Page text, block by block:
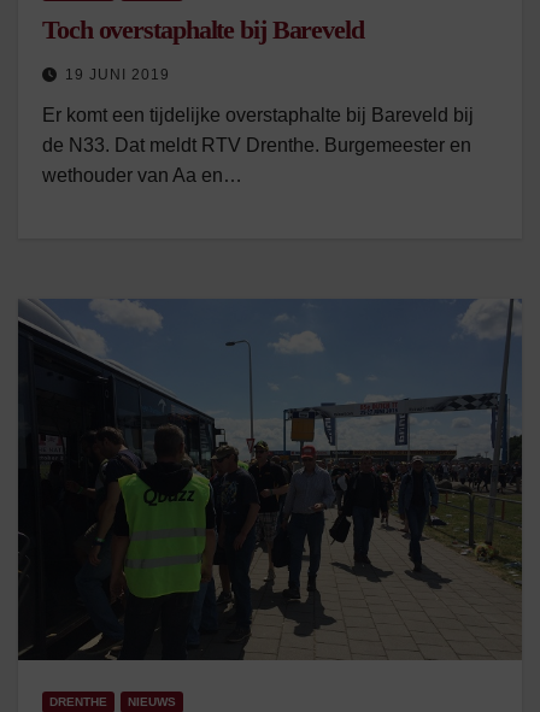
Toch overstaphalte bij Bareveld
19 JUNI 2019
Er komt een tijdelijke overstaphalte bij Bareveld bij
de N33. Dat meldt RTV Drenthe. Burgemeester en
wethouder van Aa en…
DRENTHE NIEUWS